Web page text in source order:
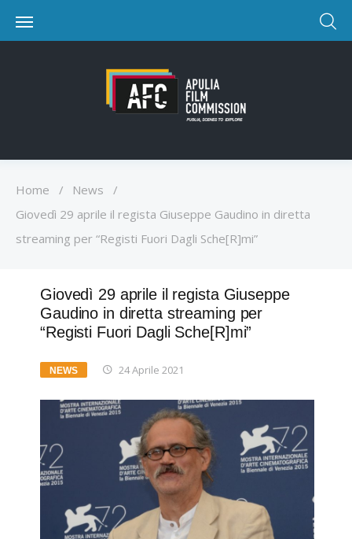
Home / News
/
Giovedì 29 aprile il regista Giuseppe Gaudino in diretta
streaming per “Registi Fuori Dagli Sche[R]mi”
Giovedì 29 aprile il regista Giuseppe
Gaudino in diretta streaming per
“Registi Fuori Dagli Sche[R]mi”
NEWS 24 Aprile 2021